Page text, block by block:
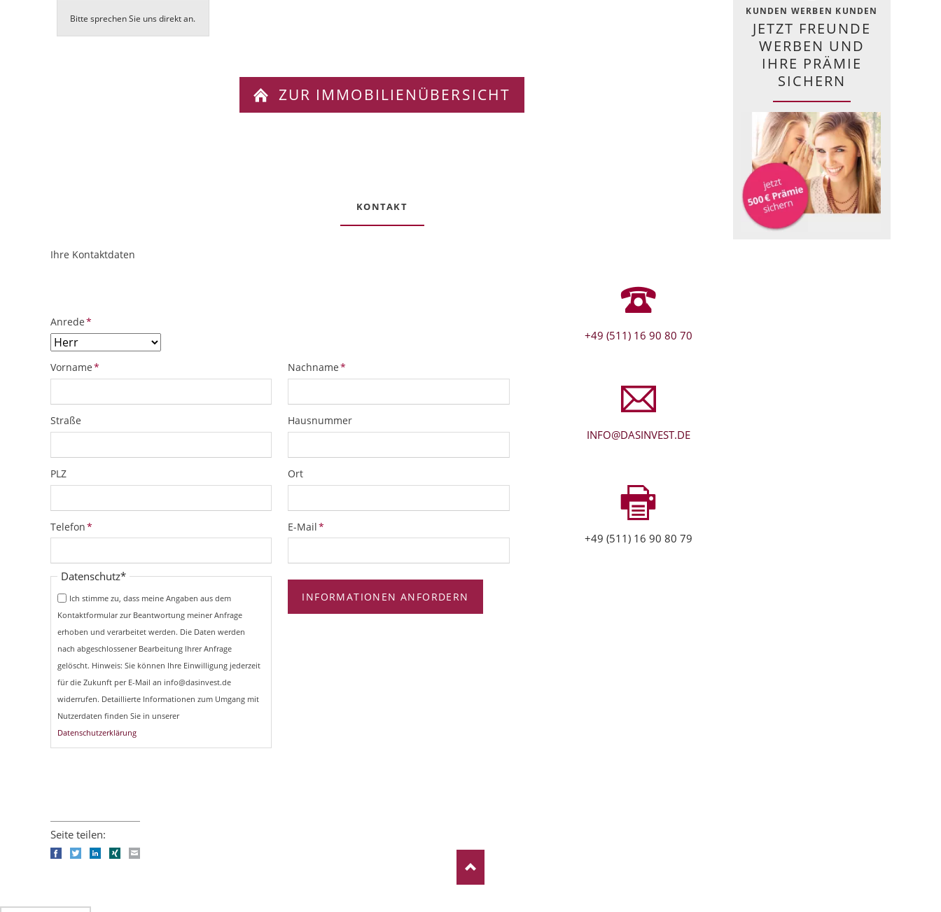
Bitte sprechen Sie uns direkt an.
ZUR IMMOBILIENÜBERSICHT
KONTAKT
ObjektPlatzhalter
URL
Ihre Kontaktdaten
Pflichtfeld
Anrede*
Pflichtfeld
Vorname* Pflichtfeld
Nachname*
Straße Hausnummer
PLZ Ort
Pflichtfeld
Telefon* Pflichtfeld
E-Mail*
Pflichtfeld
Datenschutz*
Ich stimme zu, dass meine Angaben aus dem
Kontaktformular zur Beantwortung meiner Anfrage
erhoben und verarbeitet werden. Die Daten werden
nach abgeschlossener Bearbeitung Ihrer Anfrage
gelöscht. Hinweis: Sie können Ihre Einwilligung jederzeit
für die Zukunft per E-Mail an info@dasinvest.de
widerrufen. Detaillierte Informationen zum Umgang mit
Nutzerdaten finden Sie in unserer
Datenschutzerklärung
INFORMATIONEN ANFORDERN
+49 (511) 16 90 80 70
INFO@DASINVEST.DE
+49 (511) 16 90 80 79
KUNDEN WERBEN KUNDEN
JETZT FREUNDE
WERBEN UND
IHRE PRÄMIE
SICHERN
Seite teilen:
FacebookTwitterLinkedIn
Xing